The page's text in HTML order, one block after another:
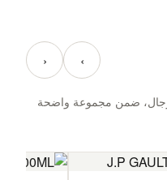
للنساء والرجال، ضمن مجموعة واضحة
›
‹